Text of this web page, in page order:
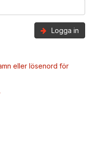
Logga in
eller lösenord för